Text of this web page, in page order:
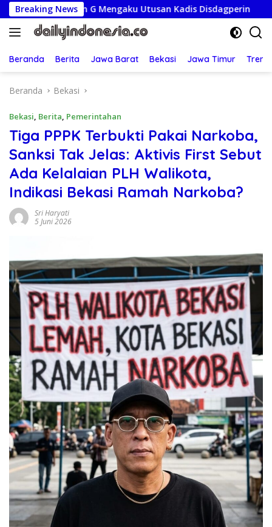
Langsung
ke
konten
Breaking News
G Mengaku Utusan Kadis Disdagperin Jaga Jakarta
Beranda Berita Jawa Barat Bekasi Jawa Timur
Beranda Bekasi
Bekasi, Berita, Pemerintahan
Tiga PPPK Terbukti Pakai Narkoba,
Sanksi Tak Jelas: Aktivis First Sebut
Ada Kelalaian PLH Walikota,
Indikasi Bekasi Ramah Narkoba?
Sri Haryati
5 Juni 2026